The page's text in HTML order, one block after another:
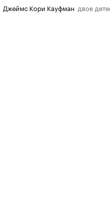
Джеймс Кори Кауфман двое